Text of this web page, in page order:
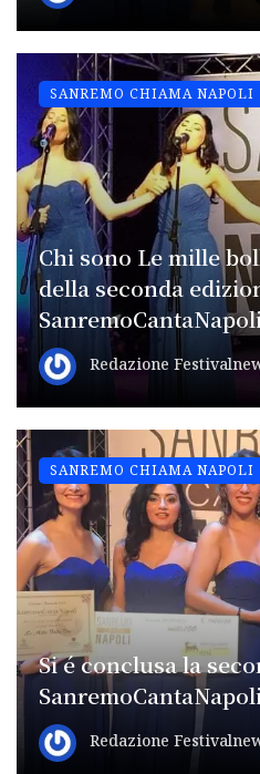
Chi sono Le mille
della seconda
Redazione
SANREMO CHIAMA NAPOLI
Si é conclusa la
Redazione
SANREMO CHIAMA NAPOLI